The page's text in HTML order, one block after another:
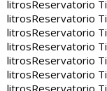
litrosReservatorio
litrosReservatorio
litrosReservatorio
litrosReservatorio
litrosReservatorio
litrosReservatorio